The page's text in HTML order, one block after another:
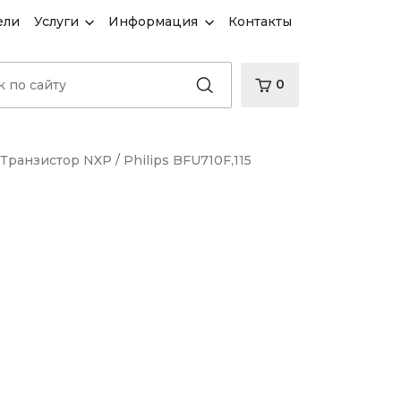
Услуги Информация Контакты
0
Транзистор NXP / Philips BFU710F,115